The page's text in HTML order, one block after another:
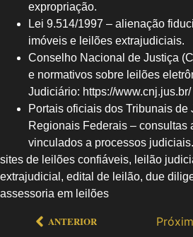
expropriação.
Lei 9.514/1997 – alienação
imóveis e leilões extrajudiciais.
Conselho Nacional de Justiça
e normativos sobre leilões
Judiciário: https://www.cnj.jus.br/
Portais oficiais dos Tribunais de
Regionais Federais – consultas
vinculados a processos judiciais.
sites de leilões confiáveis, leilão
extrajudicial, edital de leilão, due
assessoria em leilões
ANTERIOR